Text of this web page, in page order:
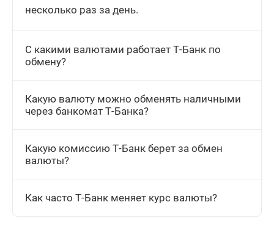
несколько раз за день.
С какими валютами работает Т-Банк по
обмену?
Какую валюту можно обменять наличными
через банкомат Т-Банка?
Какую комиссию Т-Банк берет за обмен
валюты?
Как часто Т-Банк меняет курс валюты?